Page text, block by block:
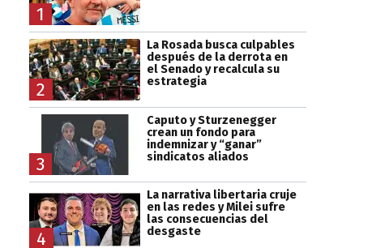
1
2
La Rosada busca culpables
después de la derrota en
el Senado y recalcula su
estrategia
3
Caputo y Sturzenegger
crean un fondo para
indemnizar y “ganar”
sindicatos aliados
4
La narrativa libertaria cruje
en las redes y Milei sufre
las consecuencias del
desgaste